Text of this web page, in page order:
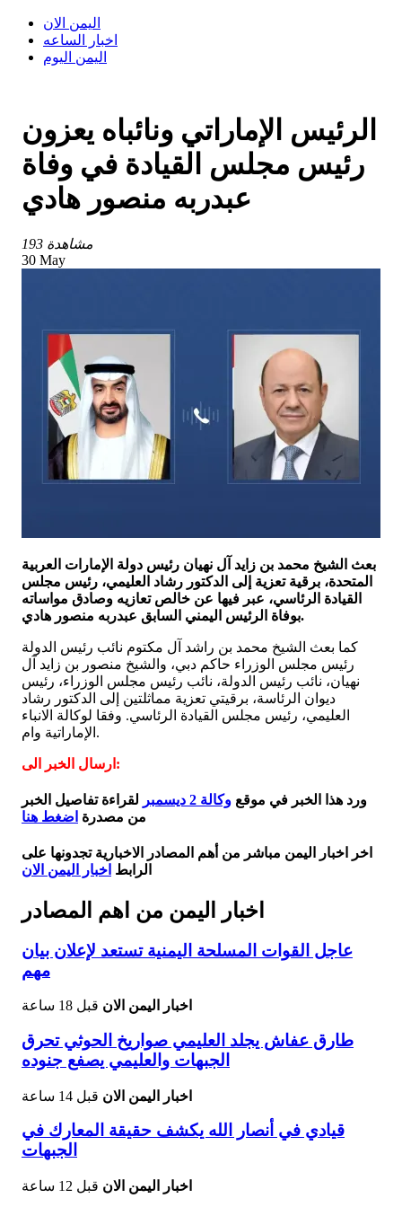
اليمن الان
اخبار الساعه
اليمن اليوم
الرئيس الإماراتي ونائباه يعزون
رئيس مجلس القيادة في وفاة
عبدربه منصور هادي
193 مشاهدة
30 May
بعث الشيخ محمد بن زايد آل نهيان رئيس دولة الإمارات العربية
المتحدة، برقية تعزية إلى الدكتور رشاد العليمي، رئيس مجلس
القيادة الرئاسي، عبر فيها عن خالص تعازيه وصادق مواساته
بوفاة الرئيس اليمني السابق عبدربه منصور هادي.
كما بعث الشيخ محمد بن راشد آل مكتوم نائب رئيس الدولة
رئيس مجلس الوزراء حاكم دبي، والشيخ منصور بن زايد آل
نهيان، نائب رئيس الدولة، نائب رئيس مجلس الوزراء، رئيس
ديوان الرئاسة، برقيتي تعزية مماثلتين إلى الدكتور رشاد
العليمي، رئيس مجلس القيادة الرئاسي. وفقا لوكالة الانباء
الإماراتية وام.
ارسال الخبر الى:
ورد هذا الخبر في موقع وكالة 2 ديسمبر
لقراءة تفاصيل الخبر
من مصدرة اضغط هنا
اخر اخبار اليمن مباشر من أهم المصادر الاخبارية تجدونها على
الرابط اخبار اليمن الان
اخبار اليمن من اهم المصادر
عاجل القوات المسلحة اليمنية تستعد لإعلان بيان
مهم
اخبار اليمن الان قبل 18 ساعة
طارق عفاش يجلد العليمي صواريخ الحوثي تحرق
الجبهات والعليمي يصفع جنوده
اخبار اليمن الان قبل 14 ساعة
قيادي في أنصار الله يكشف حقيقة المعارك في
الجبهات
اخبار اليمن الان قبل 12 ساعة